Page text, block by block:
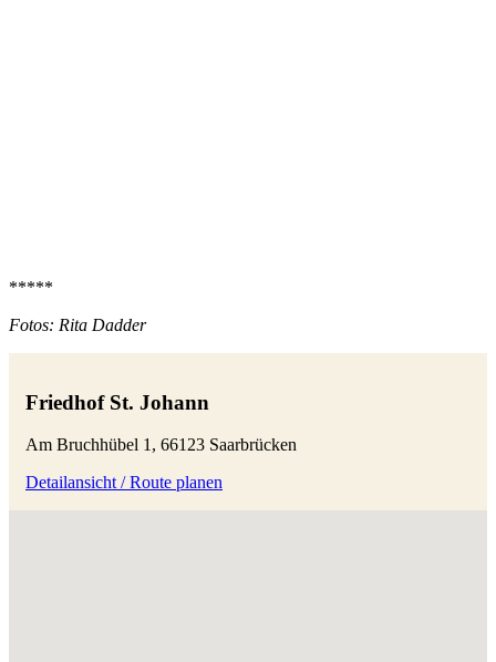
*****
Fotos: Rita Dadder
Friedhof St. Johann
Am Bruchhübel 1, 66123 Saarbrücken
Detailansicht / Route planen